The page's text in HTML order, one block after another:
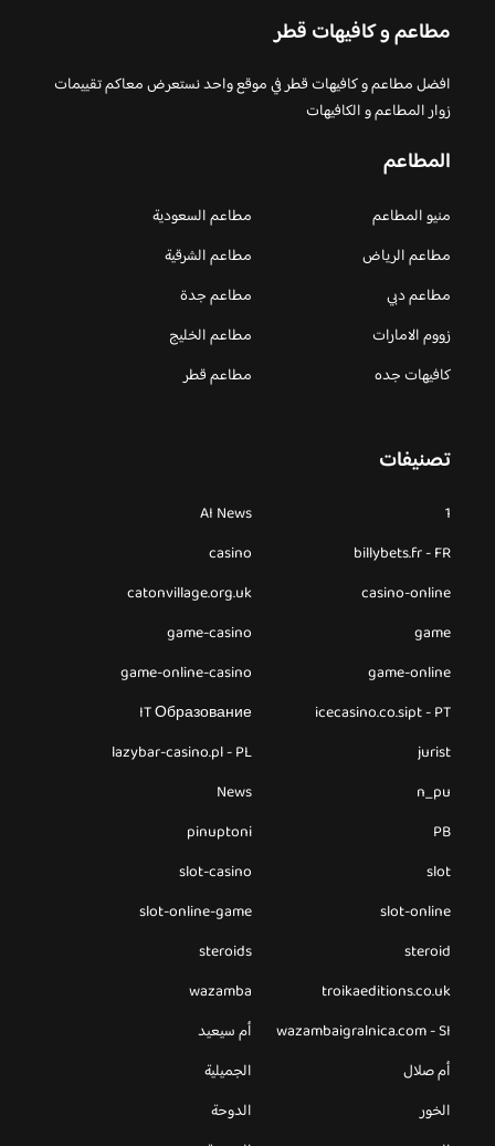
مطاعم و كافيهات قطر
افضل مطاعم و كافيهات قطر في موقع واحد نستعرض معاكم تقييمات
زوار المطاعم و الكافيهات
المطاعم
منيو المطاعم
مطاعم السعودية
مطاعم الرياض
مطاعم الشرقية
مطاعم دبي
مطاعم جدة
زووم الامارات
مطاعم الخليج
كافيهات جده
مطاعم قطر
تصنيفات
1
AI News
billybets.fr - FR
casino
casino-online
catonvillage.org.uk
game
game-casino
game-online
game-online-casino
icecasino.co.sipt - PT
IT Образование
jurist
lazybar-casino.pl - PL
n_pu
News
PB
pinuptoni
slot
slot-casino
slot-online
slot-online-game
steroid
steroids
troikaeditions.co.uk
wazamba
wazambaigralnica.com - SI
أم سيعيد
أم صلال
الجميلية
الخور
الدوحة